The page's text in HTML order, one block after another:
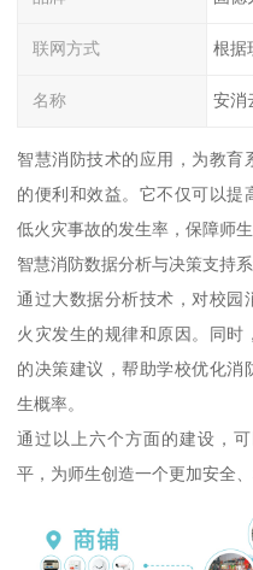
联网方式 根据
名称 安消
智慧消防技术的应用，为教育
的便利和效益。它不仅可以提
低火灾事故的发生率，保障师
智慧消防数据分析与决策支持
通过大数据分析技术，对校园
火灾发生的规律和原因。同时
的决策建议，帮助学校优化消
生概率。
通过以上六个方面的建设，
平，为师生创造一个更加安全